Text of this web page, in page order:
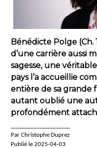
Bénédicte Polge (Ch.
d’une carrière aussi
sagesse, une
pays l’a accueillie
entière de sa grande
autant oublié une
profondément
Par Christophe Duprez
Publié le 2025-04-03